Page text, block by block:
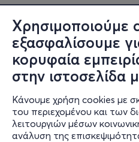
Χρησιμοποιούμε
εξασφαλίσουμε
κορυφαία
στην ιστοσελίδα
Κάνουμε χρήση cookies με
του περιεχομένου και των
λειτουργιών μέσων
ανάλυση της
Πληροφορίες
Υποστήριξη
Stay Connected